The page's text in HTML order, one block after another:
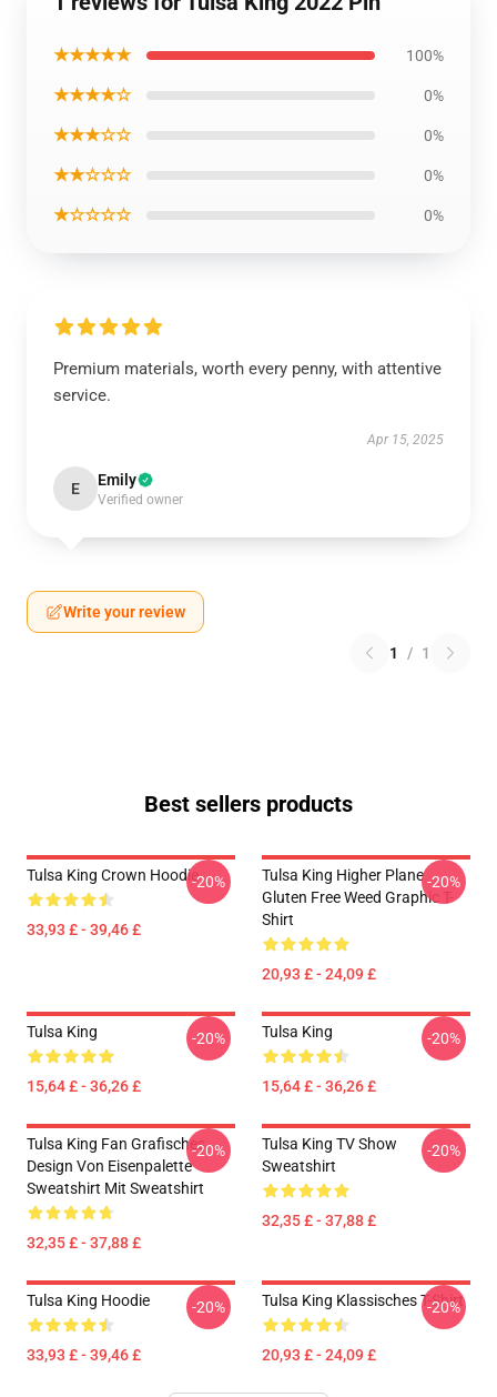
★★★★★ 100%
★★★★☆ 0%
★★★☆☆ 0%
★★☆☆☆ 0%
★☆☆☆☆ 0%
Premium materials, worth every penny, with attentive
service.
Apr 15, 2025
E Emily
Verified owner
Write your review
1 / 1
Best sellers products
Tulsa King Crown Hoodie
33,93 £ - 39,46 £
-20%
Tulsa King Higher Plane
Gluten Free Weed Graphic T-
Shirt
20,93 £ - 24,09 £
-20%
Tulsa King
15,64 £ - 36,26 £
-20% Tulsa King
15,64 £ - 36,26 £
-20%
Tulsa King Fan Grafisches
Design Von Eisenpalette
Sweatshirt Mit Sweatshirt
32,35 £ - 37,88 £
-20%
Tulsa King TV Show
Sweatshirt
32,35 £ - 37,88 £
-20%
Tulsa King Hoodie
33,93 £ - 39,46 £
-20% Tulsa King Klassisches T-Shirt
20,93 £ - 24,09 £
-20%